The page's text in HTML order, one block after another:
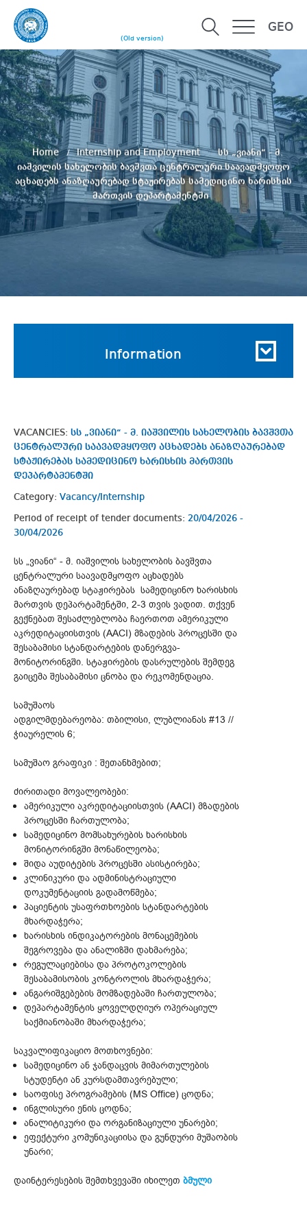
(Old version)
GEO
Home Internship and Employment
სს „ვიანი“ - მ.
იაშვილის სახელობის ბავშვთა ცენტრალური საავადმყოფო
აცხადებს ანაზღაურებად სტაჟირებას სამედიცინო ხარისხის
მართვის დეპარტამენტში
Information
VACANCIES: სს „ვიანი“ - მ. იაშვილის სახელობის ბავშვთა
ცენტრალური საავადმყოფო აცხადებს ანაზღაურებად
სტაჟირებას სამედიცინო ხარისხის მართვის
დეპარტამენტში
Category: Vacancy/Internship
Period of receipt of tender documents: 20/04/2026 -
30/04/2026
სს „ვიანი“ - მ. იაშვილის სახელობის ბავშვთა
ცენტრალური საავადმყოფო აცხადებს
ანაზღაურებად სტაჟირებას სამედიცინო ხარისხის
მართვის დეპარტამენტში, 2-3 თვის ვადით. თქვენ
გექნებათ შესაძლებლობა ჩაერთოთ ამერიკული
აკრედიტაციისთვის (AACI) მზადების პროცესში და
შესაბამისი სტანდარტების დანერგვა-
მონიტორინგში. სტაჟირების დასრულების შემდეგ
გაიცემა შესაბამისი ცნობა და რეკომენდაცია.
სამუშაოს
ადგილმდებარეობა: თბილისი, ლუბლიანას #13 //
ჭიაურელის 6;
სამუშაო გრაფიკი : შეთანხმებით;
ძირითადი მოვალეობები:
ამერიკული აკრედიტაციისთვის (AACI) მზადების
პროცესში ჩართულობა;
სამედიცინო მომსახურების ხარისხის
მონიტორინგში მონაწილეობა;
შიდა აუდიტების პროცესში ასისტირება;
კლინიკური და ადმინისტრაციული
დოკუმენტაციის გადამოწმება;
პაციენტის უსაფრთხოების სტანდარტების
მხარდაჭერა;
ხარისხის ინდიკატორების მონაცემების
შეგროვება და ანალიზში დახმარება;
რეგულაციებისა და პროტოკოლების
შესაბამისობის კონტროლის მხარდაჭერა;
ანგარიშგებების მომზადებაში ჩართულობა;
დეპარტამენტის ყოველდღიურ ოპერაციულ
საქმიანობაში მხარდაჭერა;
საკვალიფიკაციო მოთხოვნები:
სამედიცინო ან ჯანდაცვის მიმართულების
სტუდენტი ან კურსდამთავრებული;
საოფისე პროგრამების (MS Office) ცოდნა;
ინგლისური ენის ცოდნა;
ანალიტიკური და ორგანიზაციული უნარები;
ეფექტური კომუნიკაციისა და გუნდური მუშაობის
უნარი;
დაინტერესების შემთხვევაში იხილეთ ბმული